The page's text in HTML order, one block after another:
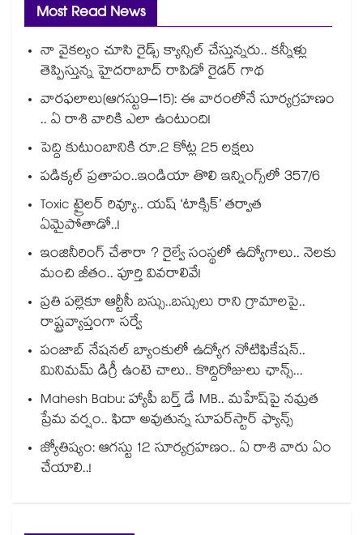
Most Read News
నా వైకల్యం చూసి రైడ్స్ క్యాన్సిల్ చేస్తున్నరు.. కన్నీళ్లు
తెప్పిస్తున్న హైదరాబాద్ రాపిడో రైడర్ గాథ
వారఫలాలు(ఆగస్టు9–15): ఈ వారంలోనే సూర్యగ్రహణం
.. ఏ రాశి వారికి ఎలా ఉంటుంది!
పెద్ది కుటుంబానికి రూ.2 కోట్ల 25 లక్షలు
పడిక్కల్‌‌ ప్రతాపం..ఇండియా తొలి ఇన్నింగ్స్‌‌లో 357/6
Toxic ట్రైలర్ రివ్యూ.. యష్ ‘టాక్సిక్’ తర్వాత
ఏమైపోతాడో..!
ఇంజినీరింగ్ చేశారా ? రైల్వే సంస్థలో ఉద్యోగాలు.. నెలకు
మంచి జీతం.. పూర్తి వివరాలివే!
ప్రతి పల్లెకూ ఆర్టీసీ బస్సు..బస్సులు రాని గ్రామాలపై..
రాష్ట్రవ్యాప్తంగా సర్వే
పంజాబ్ నేషనల్ బ్యాంకులో ఉద్యోగ నోటిఫికేషన్..
మినిమమ్ డిగ్రీ ఉంటె చాలు.. కొద్దిరోజులు ఛాన్స్...
Mahesh Babu: హ్యాపీ బర్త్ డే MB.. మహేష్‌పై నమ్రత
ప్రేమ వర్షం.. ఫిదా అవుతున్న సూపర్‌స్టార్ ఫ్యాన్స్
జ్యోతిష్యం: ఆగస్టు 12 సూర్యగ్రహణం.. ఏ రాశి వారు ఏం
చేయాలి..!